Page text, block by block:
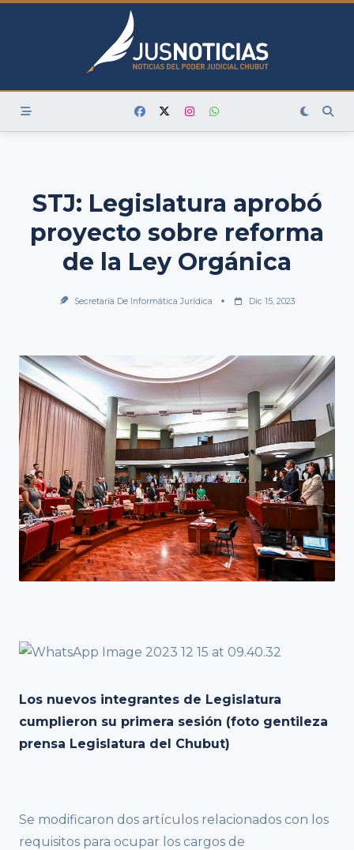
Skip
STJ: Legislatura aprobó
proyecto sobre reforma
de la Ley Orgánica
Secretaría De Informática Jurídica Dic 15, 2023
Los nuevos integrantes de Legislatura
cumplieron su primera sesión (foto gentileza
prensa Legislatura del Chubut)
Se modificaron dos artículos relacionados con los
requisitos para ocupar los cargos de